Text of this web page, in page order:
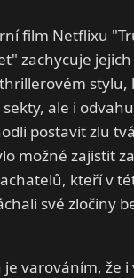
film Netflixu
zachycuje
stylu,
ale i
postavit zlu
možné zajistit
kteří v
své zločiny
je varováním, že